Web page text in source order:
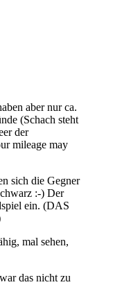
aber nur ca.
(Schach steht
der
mileage may
sich die Gegner
:-) Der
ein. (DAS
mal sehen,
das nicht zu